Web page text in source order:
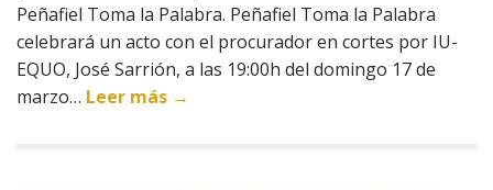
Peñafiel Toma la Palabra. Peñafiel Toma la Palabra
celebrará un acto con el procurador en cortes por IU-
EQUO, José Sarrión, a las 19:00h del domingo 17 de
marzo… Leer más →